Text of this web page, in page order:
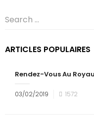
ARTICLES POPULAIRES
Rendez-Vous Au
03/02/2019 1572